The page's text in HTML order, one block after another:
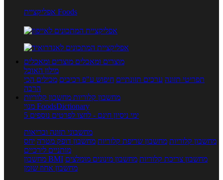
אפליקציית Foods
מוצרים ומאכלים מוצרים ומאכלים
מילון האוכל
תפריטי תזונה ערכים תזונתיים חיפוש ע"פ רכיבים מכילים הכי
הרבה
מחשבון קלוריות מחשבון קלוריות
מנוי FoodsDictionary
5 ימי ניסיון חינם - לחצו לפרטים נוספים
מחשבוני תזונה ובריאות
מחשבון קלוריות מחשבון שריפת קלוריות מחשבון דופק מטרה יחס
מותניים לירכיים
מחשבון BMI
מחשבון צריכת קלוריות מחשבון מינונים מומלצים
מחשבון אחוז שומן